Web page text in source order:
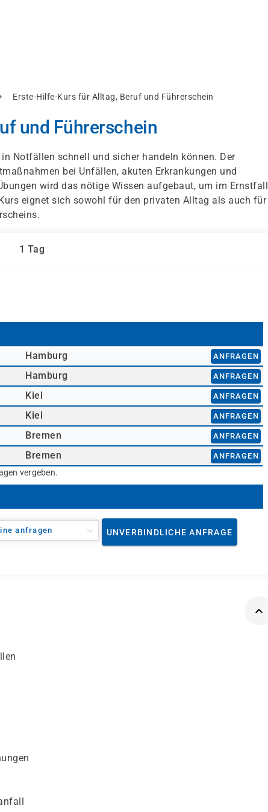
Erste-Hilfe-Kurs für Alltag, Beruf und Führerschein
und Führerschein
Notfällen schnell und sicher handeln können. Der
bei Unfällen, akuten Erkrankungen und
wird das nötige Wissen aufgebaut, um im Ernstfall
eignet sich sowohl für den privaten Alltag als auch für
1 Tag
Hamburg ANFRAGEN
Hamburg ANFRAGEN
Kiel ANFRAGEN
Kiel ANFRAGEN
Bremen ANFRAGEN
Bremen ANFRAGEN
vergeben.
anfragen UNVERBINDLICHE ANFRAGE